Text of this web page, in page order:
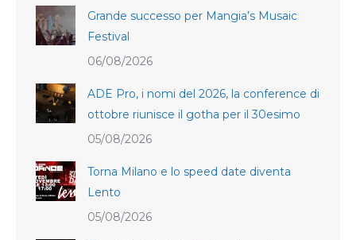
Grande successo per Mangia’s Musaic
Festival
06/08/2026
ADE Pro, i nomi del 2026, la conference di
ottobre riunisce il gotha per il 30esimo
05/08/2026
Torna Milano e lo speed date diventa
Lento
05/08/2026